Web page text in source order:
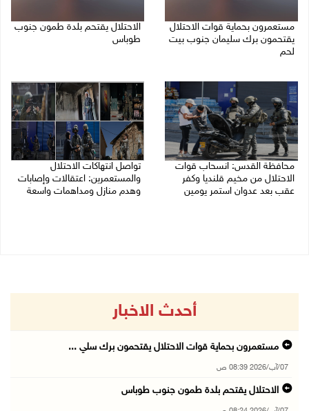
مستعمرون بحماية قوات الاحتلال
يقتحمون برك سليمان جنوب بيت
لحم
الاحتلال يقتحم بلدة طمون جنوب
طوباس
محافظة القدس: انسحاب قوات
الاحتلال من مخيم قلنديا وكفر
عقب بعد عدوان استمر يومين
تواصل انتهاكات الاحتلال
والمستعمرين: اعتقالات وإصابات
وهدم منازل ومداهمات واسعة
أحدث الاخبار
مستعمرون بحماية قوات الاحتلال يقتحمون برك سلي ...
07/آب/2026 08:39 ص
الاحتلال يقتحم بلدة طمون جنوب طوباس